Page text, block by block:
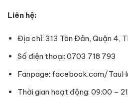
Liên hệ:
Địa chỉ: 313 Tôn Đản, Quận 4,
Số điện thoại: 0703 718 793
Fanpage: facebook.com/
Thời gian hoạt động: 09:00 –